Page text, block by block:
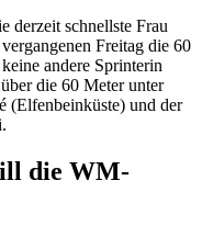
derzeit schnellste Frau
Freitag die 60
andere Sprinterin
die 60 Meter unter
(Elfenbeinküste) und der
die WM-